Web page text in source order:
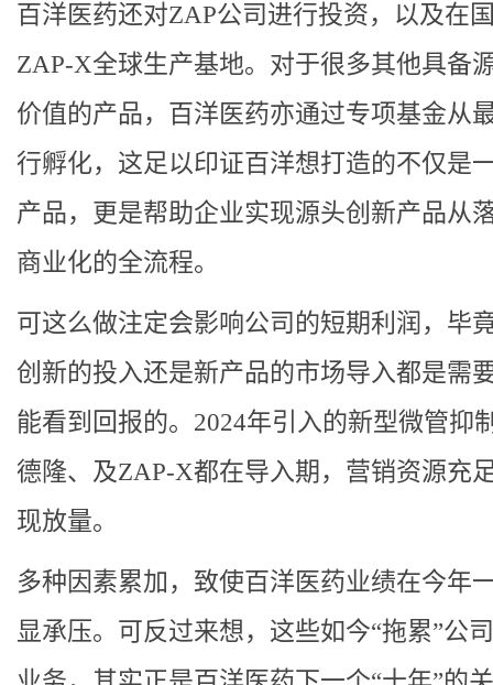
百洋医药还对ZAP公司进行投资，以及在
ZAP-X全球生产基地。对于很多其他具备
价值的产品，百洋医药亦通过专项基金从
行孵化，这足以印证百洋想打造的不仅是
产品，更是帮助企业实现源头创新产品从
商业化的全流程。
可这么做注定会影响公司的短期利润，毕
创新的投入还是新产品的市场导入都是需
能看到回报的。2024年引入的新型微管抑
德隆、及ZAP-X都在导入期，营销资源充
现放量。
多种因素累加，致使百洋医药业绩在今年
显承压。可反过来想，这些如今“拖累”公